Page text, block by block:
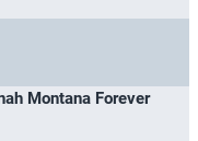
Montana Forever